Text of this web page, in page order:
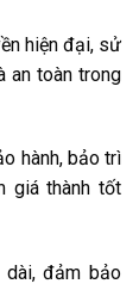
hiện đại, sử
an toàn trong
hành, bảo trì
giá thành tốt
dài, đảm bảo